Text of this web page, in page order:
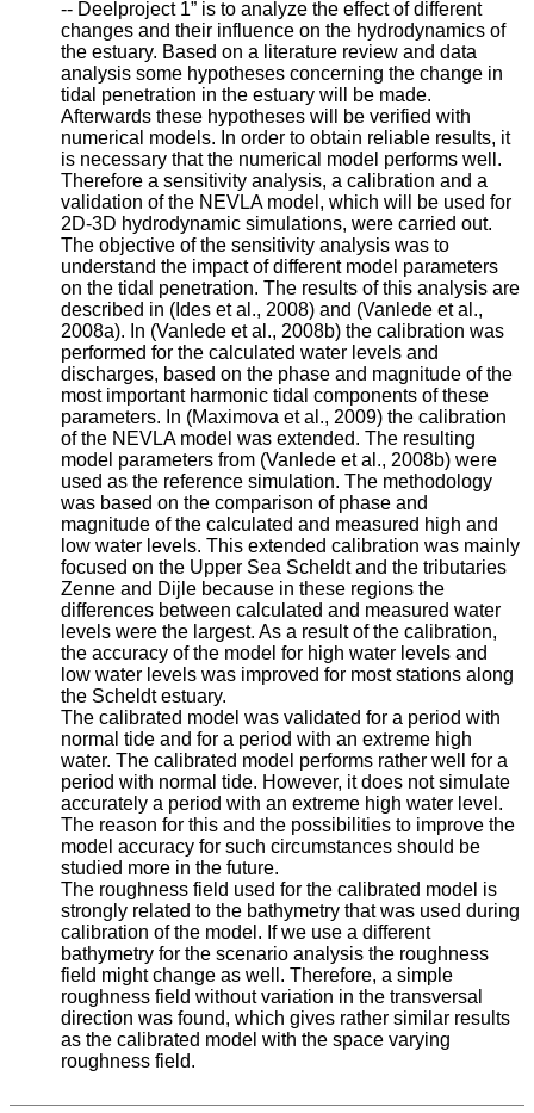
-- Deelproject 1” is to analyze the effect of different
changes and their influence on the hydrodynamics of
the estuary. Based on a literature review and data
analysis some hypotheses concerning the change in
tidal penetration in the estuary will be made.
Afterwards these hypotheses will be verified with
numerical models. In order to obtain reliable results, it
is necessary that the numerical model performs well.
Therefore a sensitivity analysis, a calibration and a
validation of the NEVLA model, which will be used for
2D-3D hydrodynamic simulations, were carried out.
The objective of the sensitivity analysis was to
understand the impact of different model parameters
on the tidal penetration. The results of this analysis are
described in (Ides et al., 2008) and (Vanlede et al.,
2008a). In (Vanlede et al., 2008b) the calibration was
performed for the calculated water levels and
discharges, based on the phase and magnitude of the
most important harmonic tidal components of these
parameters. In (Maximova et al., 2009) the calibration
of the NEVLA model was extended. The resulting
model parameters from (Vanlede et al., 2008b) were
used as the reference simulation. The methodology
was based on the comparison of phase and
magnitude of the calculated and measured high and
low water levels. This extended calibration was mainly
focused on the Upper Sea Scheldt and the tributaries
Zenne and Dijle because in these regions the
differences between calculated and measured water
levels were the largest. As a result of the calibration,
the accuracy of the model for high water levels and
low water levels was improved for most stations along
the Scheldt estuary.
The calibrated model was validated for a period with
normal tide and for a period with an extreme high
water. The calibrated model performs rather well for a
period with normal tide. However, it does not simulate
accurately a period with an extreme high water level.
The reason for this and the possibilities to improve the
model accuracy for such circumstances should be
studied more in the future.
The roughness field used for the calibrated model is
strongly related to the bathymetry that was used during
calibration of the model. If we use a different
bathymetry for the scenario analysis the roughness
field might change as well. Therefore, a simple
roughness field without variation in the transversal
direction was found, which gives rather similar results
as the calibrated model with the space varying
roughness field.